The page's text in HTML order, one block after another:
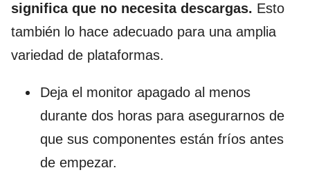
significa que no necesita descargas. Esto
también lo hace adecuado para una amplia
variedad de plataformas.
Deja el monitor apagado al menos
durante dos horas para asegurarnos de
que sus componentes están fríos antes
de empezar.